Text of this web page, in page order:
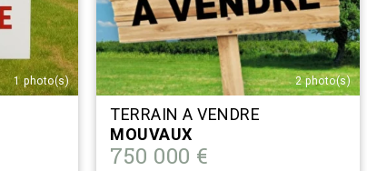
1 photo(s) 2 photo(s)
TERRAIN A VENDRE
MOUVAUX
750 000 €